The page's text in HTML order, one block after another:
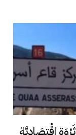
اِقْتِصَادِيَّة